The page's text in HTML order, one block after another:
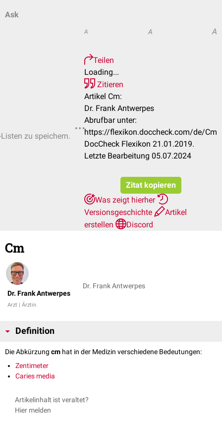
Ask
zu speichern.
A A A
Teilen
Loading...
Zitieren
Artikel Cm:
Dr. Frank Antwerpes
Abrufbar unter:
https://flexikon.doccheck.com/de/Cm
DocCheck Flexikon 21.01.2019.
Letzte Bearbeitung 05.07.2024
Zitat kopieren
Was zeigt hierher
Versionsgeschichte
Artikel
erstellen
Discord
Cm
Dr. Frank Antwerpes
Arzt | Ärztin
Dr. Frank Antwerpes
Definition
Die Abkürzung cm hat in der Medizin verschiedene Bedeutungen:
Zentimeter
Caries media
Artikelinhalt ist veraltet?
Hier melden